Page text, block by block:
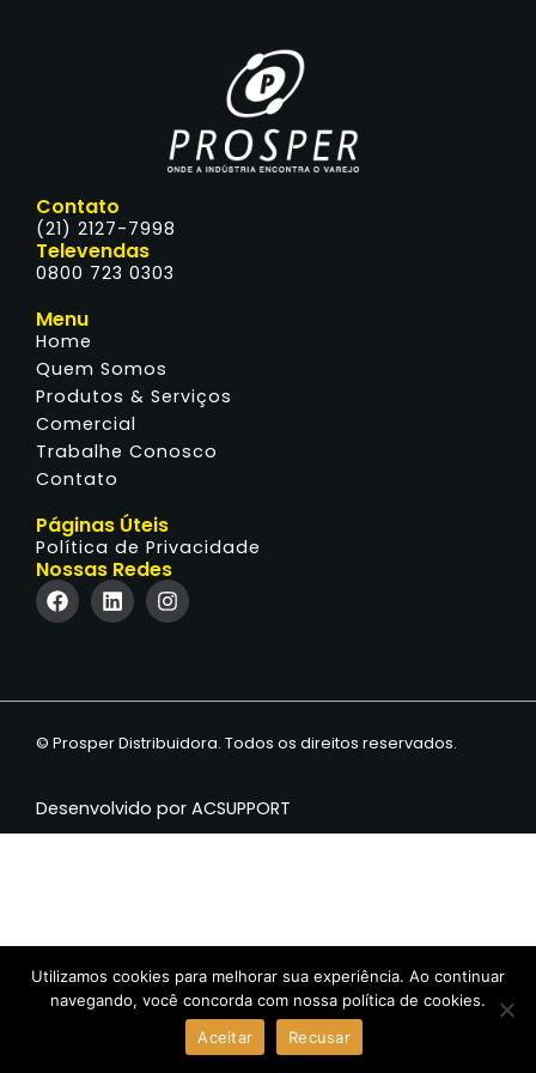
Contato
(21) 2127-7998
Televendas
0800 723 0303
Menu
Home
Quem Somos
Produtos & Serviços
Comercial
Trabalhe Conosco
Contato
Páginas Úteis
Política de Privacidade
Nossas Redes
© Prosper Distribuidora. Todos os direitos reservados.
Desenvolvido por ACSUPPORT
Utilizamos cookies para melhorar sua experiência. Ao continuar
navegando, você concorda com nossa política de cookies.
Aceitar
Recusar